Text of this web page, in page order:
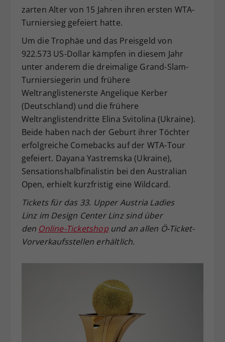
zarten Alter von 15 Jahren ihren ersten WTA-
Turniersieg gefeiert hatte.
Um die Trophäe und das Preisgeld von
922.573 US-Dollar kämpfen in diesem Jahr
unter anderem die dreimalige Grand-Slam-
Turniersiegerin und frühere
Weltranglistenerste Angelique Kerber
(Deutschland) und die frühere
Weltranglistendritte Elina Svitolina (Ukraine).
Beide haben nach der Geburt ihrer Töchter
erfolgreiche Comebacks auf der WTA-Tour
gefeiert. Dayana Yastremska (Ukraine),
Sensationshalbfinalistin bei den Australian
Open, erhielt kurzfristig eine Wildcard.
Tickets für das 33. Upper Austria Ladies
Linz im Design Center Linz sind über
den Online-Ticketshopund an allen Ö-Ticket-
Vorverkaufsstellen erhältlich.